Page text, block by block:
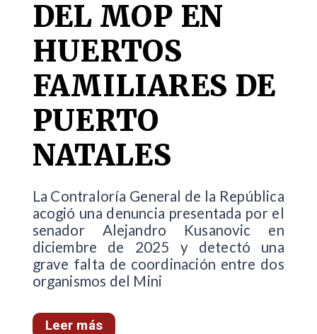
DEL MOP EN
HUERTOS
FAMILIARES DE
PUERTO
NATALES
La Contraloría General de la República
acogió una denuncia presentada por el
senador Alejandro Kusanovic en
diciembre de 2025 y detectó una
grave falta de coordinación entre dos
organismos del Mini
Leer más